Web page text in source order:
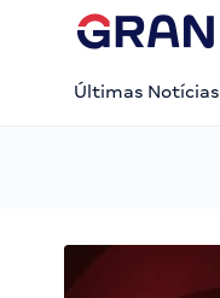
Últimas Notícias